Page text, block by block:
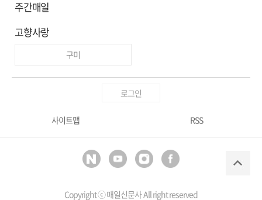
주간매일
고향사랑
구미
로그인
사이트맵 RSS
Copyright ⓒ매일신문사All right reserved